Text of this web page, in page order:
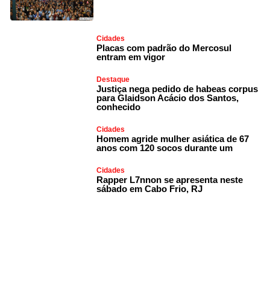
Cidades
Placas com padrão do Mercosul
entram em vigor
Destaque
Justiça nega pedido de habeas corpus
para Glaidson Acácio dos Santos,
conhecido
Cidades
Homem agride mulher asiática de 67
anos com 120 socos durante um
Cidades
Rapper L7nnon se apresenta neste
sábado em Cabo Frio, RJ